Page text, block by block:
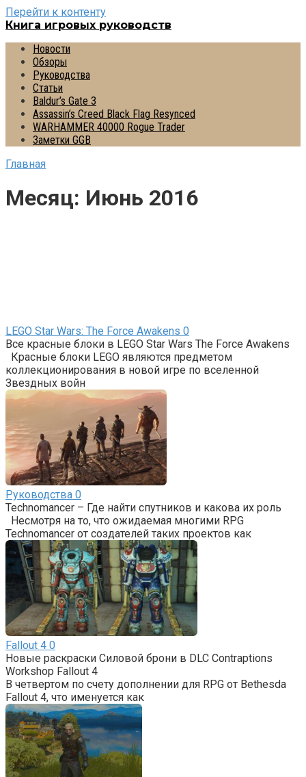
Перейти к контенту
Книга игровых руководств
Новости
Обзоры
Руководства
Статьи
Baldur’s Gate 3
Assassin’s Creed Black Flag Resynced
WARHAMMER 40000 Rogue Trader
Заметки GGB
Главная
Месяц: Июнь 2016
LEGO Star Wars: The Force Awakens 0
Все красные блоки в LEGO Star Wars The Force Awakens
Красные блоки LEGO являются предметом
коллекционирования в новой игре по вселенной
Звездных войн
Руководства 0
Technomancer – Где найти спутников и какова их роль
Несмотря на то, что ожидаемая многими RPG
Technomancer от создателей таких проектов как
Fallout 4 0
Новые раскраски Силовой брони в DLC Contraptions
Workshop Fallout 4
В четвертом по счету дополнении для RPG от Bethesda
Fallout 4, что именуется как